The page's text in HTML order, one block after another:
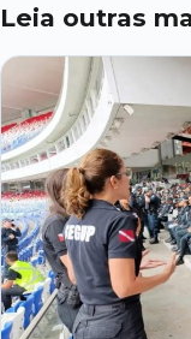
Leia outras